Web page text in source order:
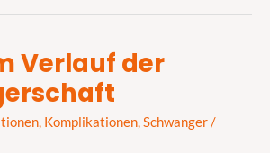
Verlauf der
, Komplikationen,Schwanger/